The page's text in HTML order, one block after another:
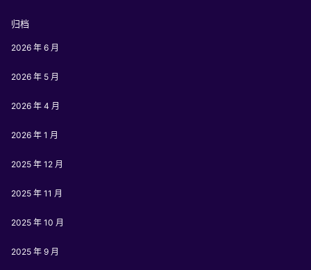
归档
2026 年 6 月
2026 年 5 月
2026 年 4 月
2026 年 1 月
2025 年 12 月
2025 年 11 月
2025 年 10 月
2025 年 9 月